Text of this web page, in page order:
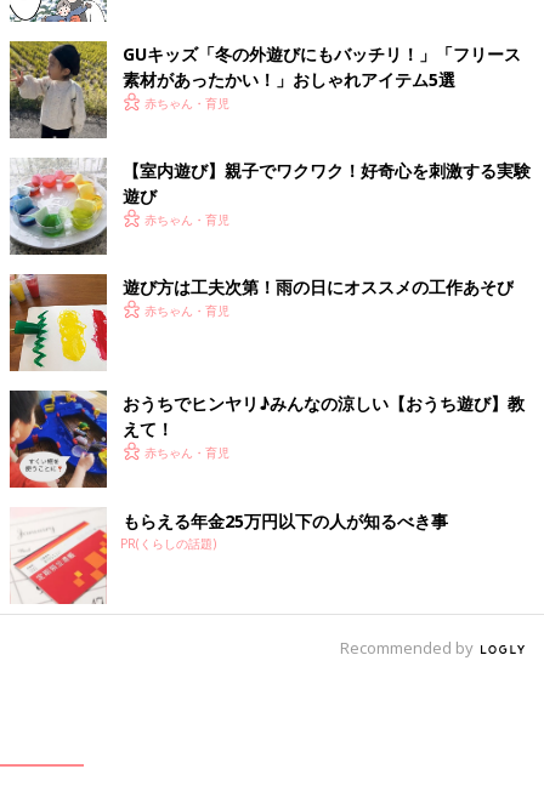
GUキッズ「冬の外遊びにもバッチリ！」「フリース
素材があったかい！」おしゃれアイテム5選
赤ちゃん・育児
【室内遊び】親子でワクワク！好奇心を刺激する実験
遊び
赤ちゃん・育児
遊び方は工夫次第！雨の日にオススメの工作あそび
赤ちゃん・育児
おうちでヒンヤリ♪みんなの涼しい【おうち遊び】教
えて！
赤ちゃん・育児
もらえる年金25万円以下の人が知るべき事
PR(くらしの話題)
Recommended by